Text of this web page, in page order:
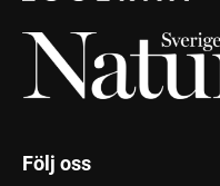
Följ oss